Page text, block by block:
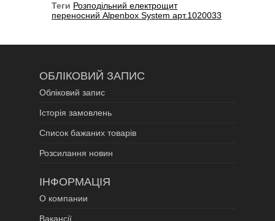
Теги Розподільний електрощит
переносний Alpenbox System арт.1020033
ОБЛІКОВИЙ ЗАПИС
Обліковий запис
Історія замовлень
Список бажаних товарів
Розсилання новин
ІНФОРМАЦІЯ
О компании
Вакансії